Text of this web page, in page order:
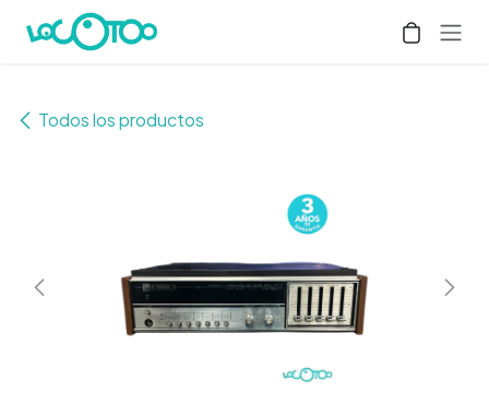
Ir al contenido
Todos los productos